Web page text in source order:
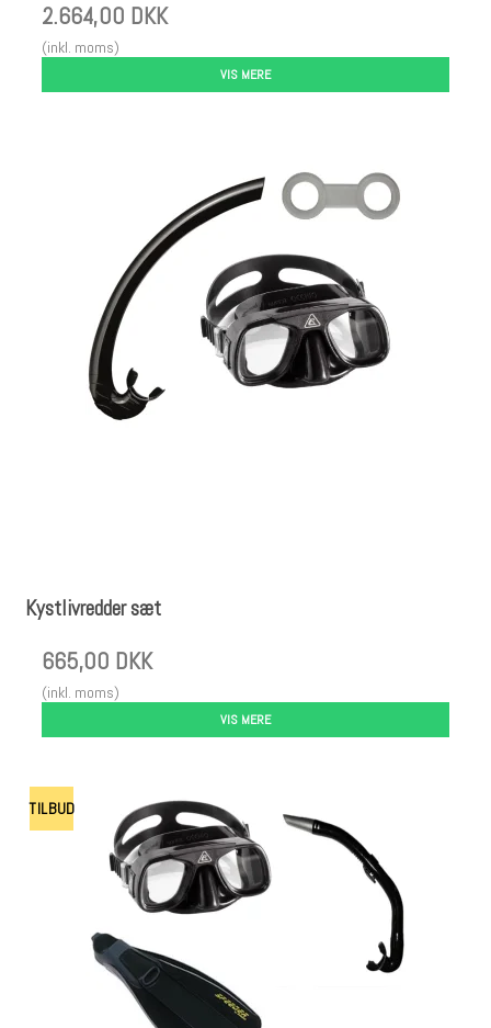
2.664,00 DKK
(inkl. moms)
VIS MERE
Kystlivredder sæt
665,00 DKK
(inkl. moms)
VIS MERE
TILBUD